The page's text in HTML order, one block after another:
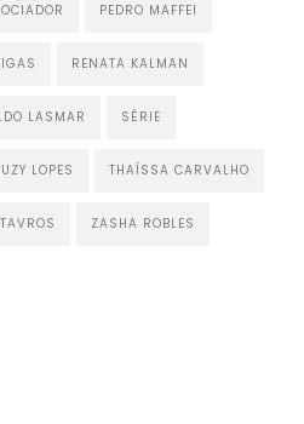
PEDRO MAFFEI
RENATA KALMAN
LASMAR SÉRIE
LOPES THAÍSSA CARVALHO
ZASHA ROBLES